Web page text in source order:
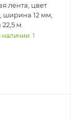
лента, цвет
ширина 12 мм,
м.
наличии: 1